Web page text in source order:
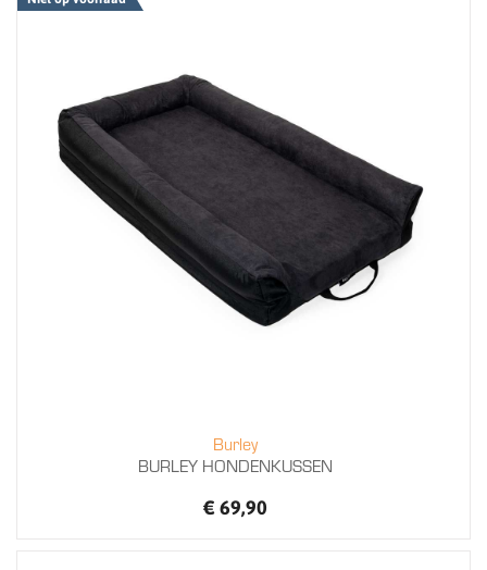
Burley
BURLEY HONDENKUSSEN
€ 69,90